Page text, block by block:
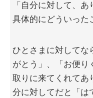
「自分に対して、
具体的にどういった
ひとさまに対してな
がとう」、「お便り
取りに来てくれてあ
分に対してだと「は